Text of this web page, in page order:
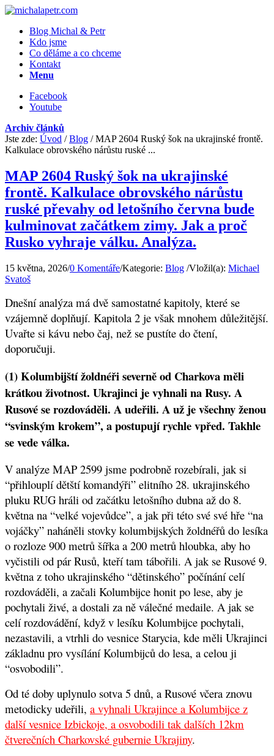
Blog Michal & Petr
Kdo jsme
Co děláme a co chceme
Kontakt
Menu
Facebook
Youtube
Archiv článků
Jste zde: Úvod / Blog / MAP 2604 Ruský šok na ukrajinské frontě.
Kalkulace obrovského nárůstu ruské ...
MAP 2604 Ruský šok na ukrajinské
frontě. Kalkulace obrovského nárůstu
ruské převahy od letošního června bude
kulminovat začátkem zimy. Jak a proč
Rusko vyhraje válku. Analýza.
15 května, 2026/0 Komentáře/Kategorie: Blog /Vložil(a): Michael
Svatoš
Dnešní analýza má dvě samostatné kapitoly, které se
vzájemně doplňují. Kapitola 2 je však mnohem důležitější.
Uvařte si kávu nebo čaj, než se pustíte do čtení,
doporučuji.
(1) Kolumbijští žoldnéři severně od Charkova měli
krátkou životnost. Ukrajinci je vyhnali na Rusy. A
Rusové se rozdováděli. A udeřili. A už je všechny ženou
“svinským krokem”, a postupují rychle vpřed. Takhle
se vede válka.
V analýze MAP 2599 jsme podrobně rozebírali, jak si
“přihlouplí dětští komandýři” elitního 28. ukrajinského
pluku RUG hráli od začátku letošního dubna až do 8.
května na “velké vojevůdce”, a jak při této své své hře “na
vojáčky” naháněli stovky kolumbijských žoldnéřů do lesíka
o rozloze 900 metrů šířka a 200 metrů hloubka, aby ho
vyčistili od pár Rusů, kteří tam tábořili. A jak se Rusové 9.
května z toho ukrajinského “dětinského” počínání celí
rozdováděli, a začali Kolumbijce honit po lese, aby je
pochytali živé, a dostali za ně válečné medaile. A jak se
celí rozdovádění, když v lesíku Kolumbijce pochytali,
nezastavili, a vtrhli do vesnice Starycia, kde měli Ukrajinci
základnu pro vysílání Kolumbijců do lesa, a celou ji
“osvobodili”.
Od té doby uplynulo sotva 5 dnů, a Rusové včera znovu
metodicky udeřili, a vyhnali Ukrajince a Kolumbijce z
další vesnice Izbickoje, a osvobodili tak dalších 12km
čtverečních Charkovské gubernie Ukrajiny.